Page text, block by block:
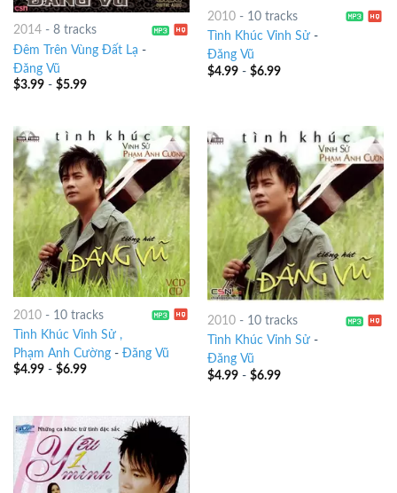
2014- 8 tracks
Đêm Trên Vùng Đất Lạ -
Đăng Vũ
$3.99- $5.99
2010- 10 tracks
Tình Khúc Vinh Sử-
Đăng Vũ
$4.99- $6.99
2010- 10 tracks
Tình Khúc Vinh Sử ,
Phạm Anh Cường- Đăng Vũ
$4.99- $6.99
2010- 10 tracks
Tình Khúc Vinh Sử-
Đăng Vũ
$4.99- $6.99